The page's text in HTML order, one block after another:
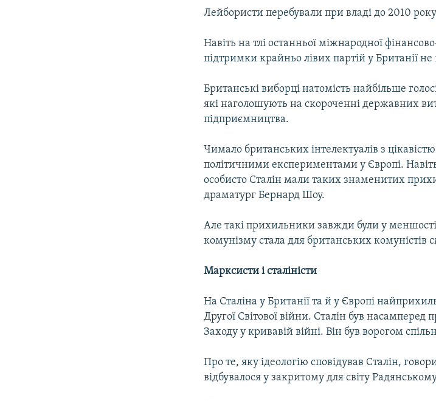
Лейбористи перебували при владі до 2010
Навіть на тлі останньої міжнародної
підтримки крайньо лівих партій у Британії не
Британські виборці натомість найбільше
які наголошують на скороченні державних
підприємництва.
Чимало британських інтелектуалів з
політичними експериментами у Європі.
особисто Сталін мали таких знаменитих
драматург Бернард Шоу.
Але такі прихильники завжди були у
комунізму стала для британських комуністів
Марксисти і сталіністи
На Сталіна у Британії та й у Європі
Другої Світової війни. Сталін був
Заходу у кривавій війні. Він був ворогом
Про те, яку ідеологію сповідував Сталін,
відбувалося у закритому для світу